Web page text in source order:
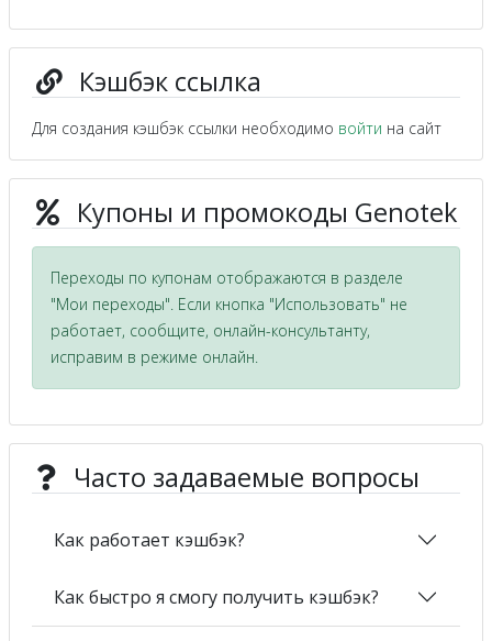
Кэшбэк ссылка
Для создания кэшбэк ссылки необходимо войти на сайт
Купоны и промокоды Genotek
Переходы по купонам отображаются в разделе
"Мои переходы". Если кнопка "Использовать" не
работает, сообщите, онлайн-консультанту,
исправим в режиме онлайн.
Часто задаваемые вопросы
Как работает кэшбэк?
Как быстро я смогу получить кэшбэк?